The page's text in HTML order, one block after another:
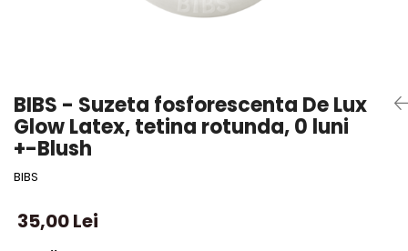
BIBS - Suzeta fosforescenta De Lux
Glow Latex, tetina rotunda, 0 luni
+-Blush
BIBS
35,00 Lei